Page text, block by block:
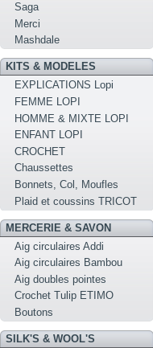
Saga
Merci
Mashdale
KITS & MODELES
EXPLICATIONS Lopi
FEMME LOPI
HOMME & MIXTE LOPI
ENFANT LOPI
CROCHET
Chaussettes
Bonnets, Col, Moufles
Plaid et coussins TRICOT
MERCERIE & SAVON
Aig circulaires Addi
Aig circulaires Bambou
Aig doubles pointes
Crochet Tulip ETIMO
Boutons
SILK'S & WOOL'S